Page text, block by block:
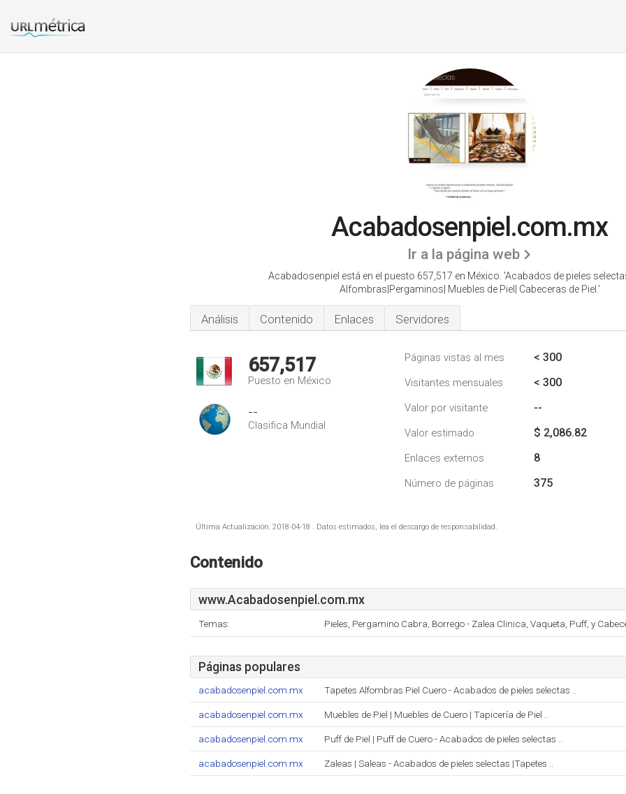
Acabadosenpiel.com.mx
Ir a la página web
Acabadosenpiel está en el puesto 657,517 en México. 'Acabados de pieles
Alfombras|Pergaminos| Muebles de Piel| Cabeceras de Piel.'
Análisis Contenido Enlaces Servidores
657,517
Puesto en México
--
Clasifica Mundial
Páginas vistas al mes < 300
Visitantes mensuales < 300
Valor por visitante --
Valor estimado $ 2,086.82
Enlaces externos 8
Número de páginas 375
Última Actualización: 2018-04-18 . Datos estimados, lea el descargo de responsabilidad.
Contenido
www.Acabadosenpiel.com.mx
Temas: Pieles, Pergamino Cabra, Borrego - Zalea Clinica, Vaqueta, Puff, y
Páginas populares
acabadosenpiel.com.mx Tapetes Alfombras Piel Cuero - Acabados de pieles selectas ..
acabadosenpiel.com.mx Muebles de Piel | Muebles de Cuero | Tapicería de Piel ..
acabadosenpiel.com.mx Puff de Piel | Puff de Cuero - Acabados de pieles selectas ..
acabadosenpiel.com.mx Zaleas | Saleas - Acabados de pieles selectas |Tapetes ..